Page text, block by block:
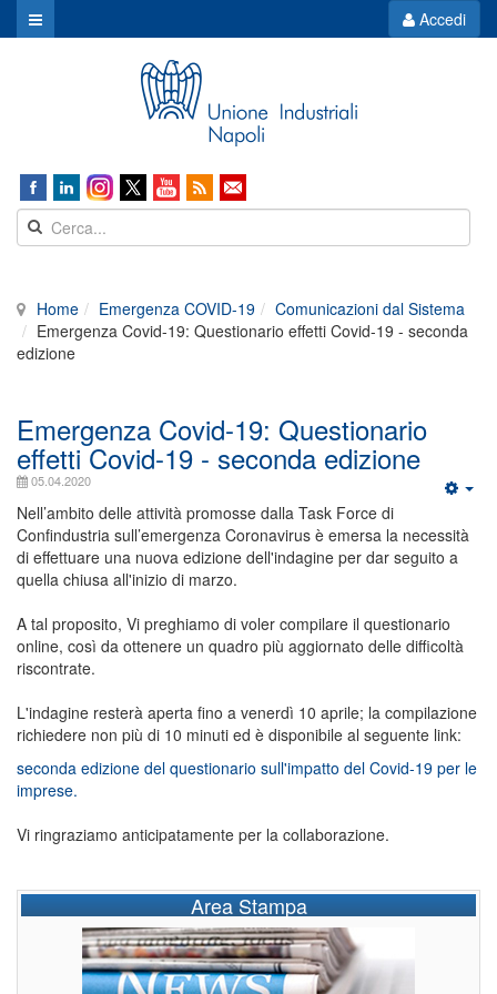
Accedi
Home Emergenza COVID-19
Comunicazioni dal Sistema
Emergenza Covid-19: Questionario effetti Covid-19 - seconda
edizione
Emergenza Covid-19: Questionario
effetti Covid-19 - seconda edizione
05.04.2020
Nell’ambito delle attività promosse dalla Task Force di
Confindustria sull’emergenza Coronavirus è emersa la necessità
di effettuare una nuova edizione dell'indagine per dar seguito a
quella chiusa all'inizio di marzo.
A tal proposito, Vi preghiamo di voler compilare il questionario
online, così da ottenere un quadro più aggiornato delle difficoltà
riscontrate.
L'indagine resterà aperta fino a venerdì 10 aprile; la compilazione
richiedere non più di 10 minuti ed è disponibile al seguente link:
seconda edizione del questionario sull'impatto del Covid-19 per le
imprese.
Vi ringraziamo anticipatamente per la collaborazione.
Area Stampa